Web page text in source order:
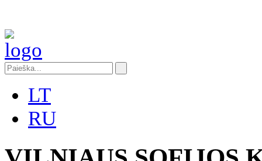
LT
RU